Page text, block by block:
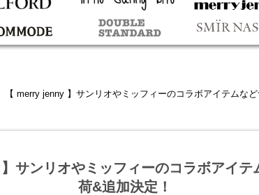
【 merry jenny 】サンリオやミッフィーのコラボアイテムな
サンリオやミッフィーのコラボアイテ
荷&追加決定！